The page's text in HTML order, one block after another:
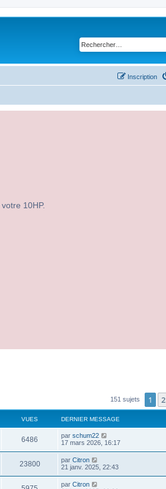
Inscription
10HP.
151 sujets 1 2
VUES DERNIER MESSAGE
6486 par schum22
17 mars 2026, 16:17
23800 par Citron
21 janv. 2025, 22:43
par Citron